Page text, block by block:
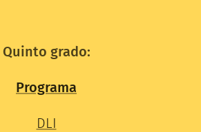
Quinto grado:
Programa
DLI